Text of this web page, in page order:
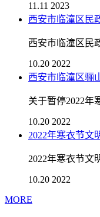
11.11 2023
西安市临潼区民
西安市临潼区民
10.20 2022
西安市临潼区骊
关于暂停2022年
10.20 2022
2022年寒衣节文
2022年寒衣节文
10.20 2022
MORE